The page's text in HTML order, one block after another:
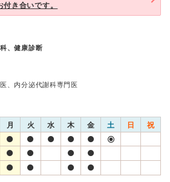
き合いです。
、健康診断
、内分泌代謝科専門医
月 火 水 木 金 土 日 祝